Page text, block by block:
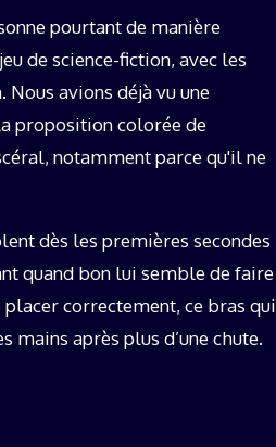
pourtant de manière
de science-fiction, avec les
avions déjà vu une
proposition colorée de
notamment parce qu'il ne
dès les premières secondes
quand bon lui semble de faire
placer correctement, ce bras qui
après plus d’une chute.